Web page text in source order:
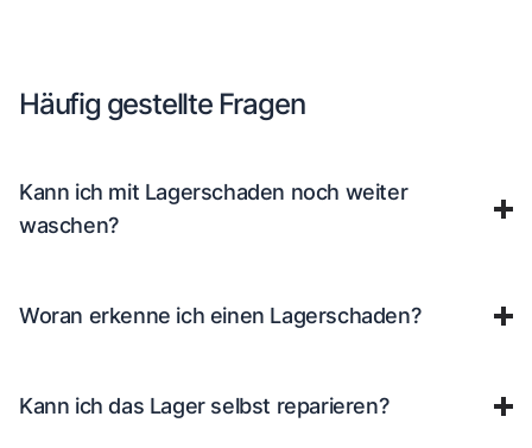
Häufig gestellte Fragen
Kann ich mit Lagerschaden noch weiter
waschen?
Woran erkenne ich einen Lagerschaden?
Kann ich das Lager selbst reparieren?